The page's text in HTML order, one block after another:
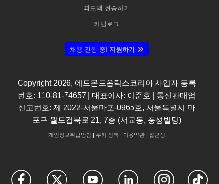
피드백 전송하기
카탈로그
채용 진행 중! 지원하기
Copyright 2026, 에드몬드옵틱스코리아 사업자 등록
번호: 110-81-74657 | 대표이사: 이준호 | 통신판매업
신고번호: 제 2022-서울마포-0965호, 서울특별시 마
포구 월드컵북로 21, 7층 (서교동, 풍성빌딩)
개인정보취급방침 | 쿠키 정책 | 이용약관| 접근성